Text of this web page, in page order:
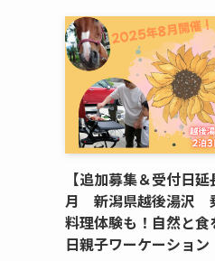
【追加募集＆受付日
月 新潟県越後湯沢
料理体験も！自然と
日親子ワーケーション